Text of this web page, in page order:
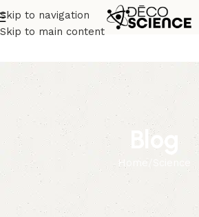
Skip to navigation
Skip to main content
Blog
Home Science